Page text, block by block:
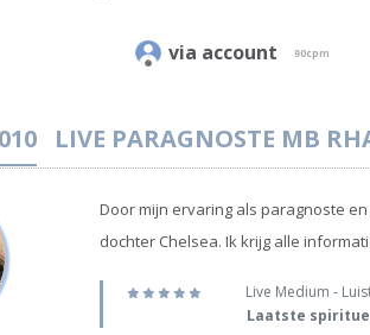
via account 90cpm
LIVE PARAGNOSTE MB
Door mijn ervaring als paragnoste
dochter Chelsea. Ik krijg alle
Live Medium -
Laatste